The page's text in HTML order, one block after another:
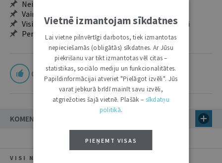
Neierobežota pieeja arhīvam – 24 h/7 d.
Vairāk nekā 18 000 rakstu un 2000 autoru
Visi tematiskie numuri un ikgadējie grāmatžurnāli
Personalizētās iespējas – piezīmes, citāti, mapes
0
KOMENTĀRI
VISI NUMURA RAKSTI
Vietnē izmantojam sīkdatnes
Lai vietne pilnvērtīgi darbotos, tiek izmantotas
nepieciešamās (obligātās) sīkdatnes. Ar Jūsu
piekrišanu var tikt izmantotas vēl citas –
statistikas, sociālo mediju un funkcionalitātes.
Papildinformācijai atveriet "Pielāgot izvēli". Jūs
varat jebkurā brīdī mainīt savu izvēli,
atgriežoties šajā vietnē. Plašāk – sīkdatņu
politikā.
PIEŅEMT VISAS